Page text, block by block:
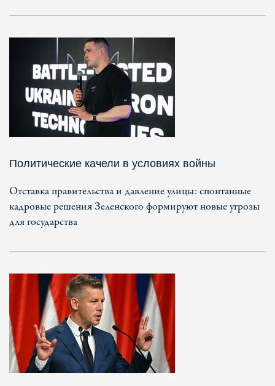
Политические качели в условиях войны
Отставка правительства и давление улицы: спонтанные
кадровые решения Зеленского формируют новые угрозы
для государства